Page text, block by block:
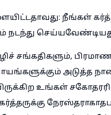
நீங்கள்
நடந்து
சங்கதிகளும்,
அடுத்த
உங்கள்